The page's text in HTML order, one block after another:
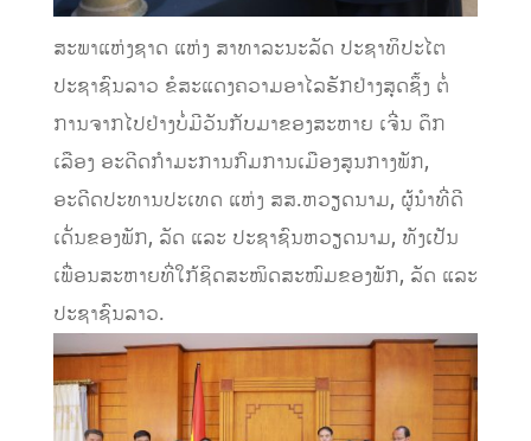
ສະພາແຫ່ງຊາດ ແຫ່ງ ສາທາລະນະລັດ ປະຊາທິປະໄຕ
ປະຊາຊົນລາວ ຂໍສະແດງຄວາມອາໄລຮັກຢ່າງສຸດຊຶ້ງ ຕໍ່
ການຈາກໄປຢ່າງບໍ່ມີວັນກັບມາຂອງສະຫາຍ ເຈີ່ນ ດຶກ
ເລືອງ ອະດີດກຳມະການກົມການເມືອງສູນກາງພັກ,
ອະດີດປະທານປະເທດ ແຫ່ງ ສສ.ຫວຽດນາມ, ຜູ້ນຳທີ່ດີ
ເດັ່ນຂອງພັກ, ລັດ ແລະ ປະຊາຊົນຫວຽດນາມ, ທັງເປັນ
ເພື່ອນສະຫາຍທີ່ໃກ້ຊິດສະໜິດສະໜົມຂອງພັກ, ລັດ ແລະ
ປະຊາຊົນລາວ.